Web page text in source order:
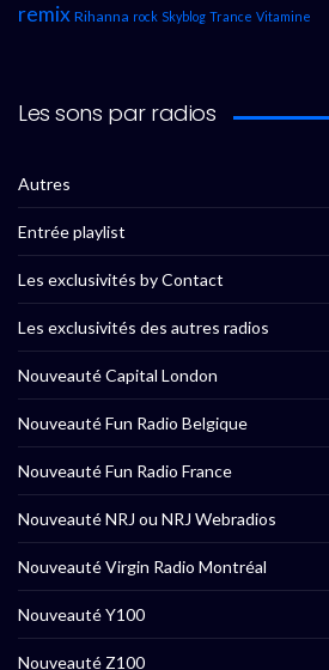
remix Rihanna rock Skyblog Trance Vitamine
Les sons par radios
Autres
Entrée playlist
Les exclusivités by Contact
Les exclusivités des autres radios
Nouveauté Capital London
Nouveauté Fun Radio Belgique
Nouveauté Fun Radio France
Nouveauté NRJ ou NRJ Webradios
Nouveauté Virgin Radio Montréal
Nouveauté Y100
Nouveauté Z100